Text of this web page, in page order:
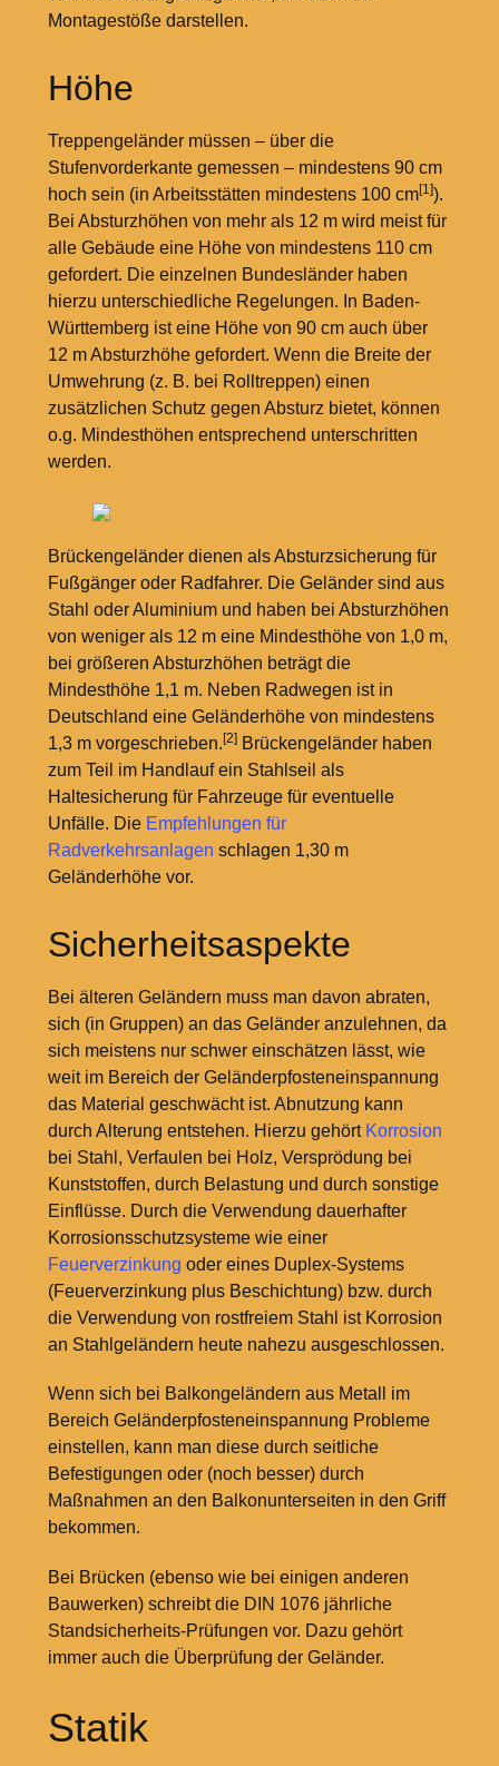
Montagestöße darstellen.
Höhe
Treppengeländer müssen – über die
Stufenvorderkante gemessen – mindestens 90 cm
hoch sein (in Arbeitsstätten mindestens 100 cm[1]).
Bei Absturzhöhen von mehr als 12 m wird meist für
alle Gebäude eine Höhe von mindestens 110 cm
gefordert. Die einzelnen Bundesländer haben
hierzu unterschiedliche Regelungen. In Baden-
Württemberg ist eine Höhe von 90 cm auch über
12 m Absturzhöhe gefordert. Wenn die Breite der
Umwehrung (z. B. bei Rolltreppen) einen
zusätzlichen Schutz gegen Absturz bietet, können
o.g. Mindesthöhen entsprechend unterschritten
werden.
Brückengeländer dienen als Absturzsicherung für
Fußgänger oder Radfahrer. Die Geländer sind aus
Stahl oder Aluminium und haben bei Absturzhöhen
von weniger als 12 m eine Mindesthöhe von 1,0 m,
bei größeren Absturzhöhen beträgt die
Mindesthöhe 1,1 m. Neben Radwegen ist in
Deutschland eine Geländerhöhe von mindestens
1,3 m vorgeschrieben.[2]Brückengeländer haben
zum Teil im Handlauf ein Stahlseil als
Haltesicherung für Fahrzeuge für eventuelle
Unfälle. Die Empfehlungen für
Radverkehrsanlagen schlagen 1,30 m
Geländerhöhe vor.
Sicherheitsaspekte
Bei älteren Geländern muss man davon abraten,
sich (in Gruppen) an das Geländer anzulehnen, da
sich meistens nur schwer einschätzen lässt, wie
weit im Bereich der Geländerpfosteneinspannung
das Material geschwächt ist. Abnutzung kann
durch Alterung entstehen. Hierzu gehört Korrosion
bei Stahl, Verfaulen bei Holz, Versprödung bei
Kunststoffen, durch Belastung und durch sonstige
Einflüsse. Durch die Verwendung dauerhafter
Korrosionsschutzsysteme wie einer
Feuerverzinkung oder eines Duplex-Systems
(Feuerverzinkung plus Beschichtung) bzw. durch
die Verwendung von rostfreiem Stahl ist Korrosion
an Stahlgeländern heute nahezu ausgeschlossen.
Wenn sich bei Balkongeländern aus Metall im
Bereich Geländerpfosteneinspannung Probleme
einstellen, kann man diese durch seitliche
Befestigungen oder (noch besser) durch
Maßnahmen an den Balkonunterseiten in den Griff
bekommen.
Bei Brücken (ebenso wie bei einigen anderen
Bauwerken) schreibt die DIN 1076 jährliche
Standsicherheits-Prüfungen vor. Dazu gehört
immer auch die Überprüfung der Geländer.
Statik